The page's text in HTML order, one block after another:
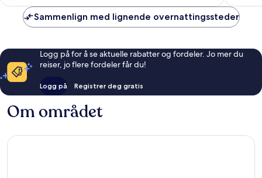
anmeldelser
Sammenlign med lignende overnattingssteder
Logg på for å se aktuelle rabatter og fordeler. Jo mer du
reiser, jo flere fordeler får du!
Logg på Registrer deg gratis
Om området